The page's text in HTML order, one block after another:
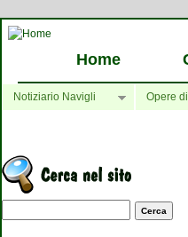
Home
Notiziario Navigli Opere
Maschera di ricerca